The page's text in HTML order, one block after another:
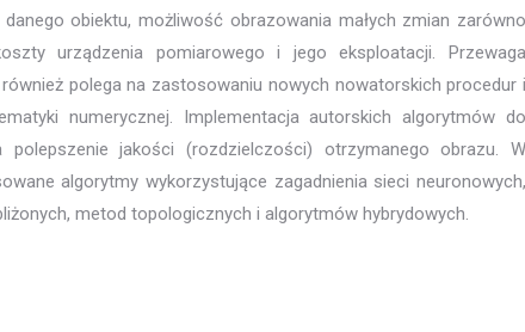
obiektu, możliwość obrazowania małych zmian zarówno
urządzenia pomiarowego i jego eksploatacji. Przewaga
polega na zastosowaniu nowych nowatorskich procedur i
numerycznej. Implementacja autorskich algorytmów do
jakości (rozdzielczości) otrzymanego obrazu. W
algorytmy wykorzystujące zagadnienia sieci neuronowych,
metod topologicznych i algorytmów hybrydowych.